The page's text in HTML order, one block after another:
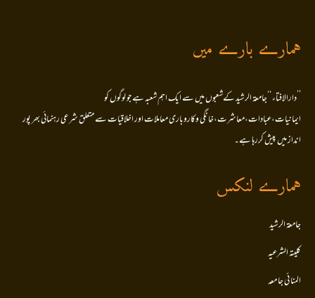
ہمارے بارے میں
’’دارالافتاء ‘‘جامعۃ الرشید کےشعبوں میں سے ایک اہم شعبہ ہے جو لوگوں کو
ایمانیات،عبادات،معاشرت،خانگی وکاروباری معاملات اور اخلاقیات سے متعلق شرعی رہنمائی بھر پور
انداز میں پیش کررہا ہے۔
ہمارے لنکس
جامعۃ الرشید
کلیتہ الشرعیہ
المنا ئی جا معہ